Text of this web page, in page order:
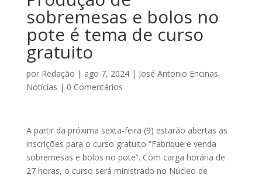
sobremesas e bolos no
pote é tema de curso
gratuito
por Redação | ago 7, 2024| José Antonio Encinas,
Notícias | 0 Comentários
A partir da próxima sexta-feira (9) estarão abertas as
inscrições para o curso gratuito “Fabrique e venda
sobremesas e bolos no pote”. Com carga horária de
27 horas, o curso será ministrado no Núcleo de